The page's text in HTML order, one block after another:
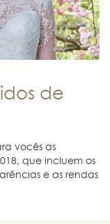
de
vocês as
que incluem os
e as rendas